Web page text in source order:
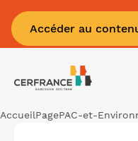
Accéder au
Pour tout savoir
AccueilPagePAC-et-